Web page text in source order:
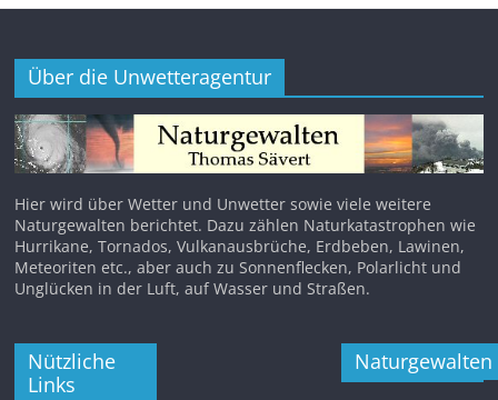
Über die Unwetteragentur
Hier wird über Wetter und Unwetter sowie viele weitere
Naturgewalten berichtet. Dazu zählen Naturkatastrophen wie
Hurrikane, Tornados, Vulkanausbrüche, Erdbeben, Lawinen,
Meteoriten etc., aber auch zu Sonnenflecken, Polarlicht und
Unglücken in der Luft, auf Wasser und Straßen.
Nützliche
Links
Naturgewalten